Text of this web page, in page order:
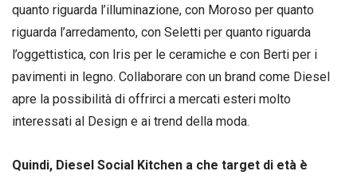
quanto riguarda l’illuminazione, con Moroso per quanto
riguarda l’arredamento, con Seletti per quanto riguarda
l’oggettistica, con Iris per le ceramiche e con Berti per i
pavimenti in legno. Collaborare con un brand come Diesel
apre la possibilità di offrirci a mercati esteri molto
interessati al Design e ai trend della moda.
Quindi, Diesel Social Kitchen a che target di età è